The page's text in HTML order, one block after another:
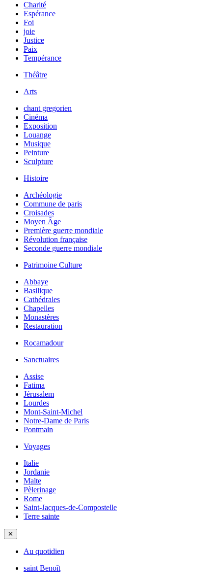
Charité
Espérance
Foi
joie
Justice
Paix
Tempérance
Théâtre
Arts
chant gregorien
Cinéma
Exposition
Louange
Musique
Peinture
Sculpture
Histoire
Archéologie
Commune de paris
Croisades
Moyen Âge
Première guerre mondiale
Révolution française
Seconde guerre mondiale
Patrimoine Culture
Abbaye
Basilique
Cathédrales
Chapelles
Monastères
Restauration
Rocamadour
Sanctuaires
Assise
Fatima
Jérusalem
Lourdes
Mont-Saint-Michel
Notre-Dame de Paris
Pontmain
Voyages
Italie
Jordanie
Malte
Pèlerinage
Rome
Saint-Jacques-de-Compostelle
Terre sainte
✕
Au quotidien
saint Benoît